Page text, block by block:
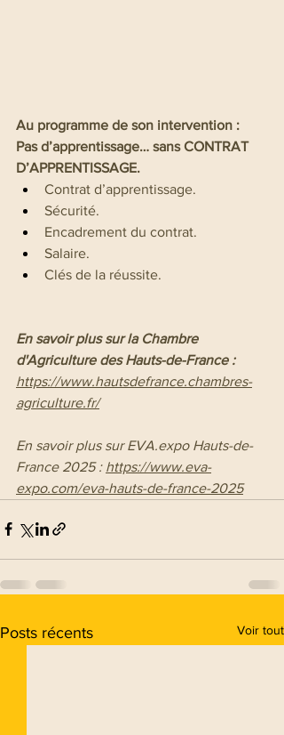
Au programme de son intervention :
Pas d’apprentissage… sans CONTRAT
D’APPRENTISSAGE.
Contrat d’apprentissage.
Sécurité.
Encadrement du contrat.
Salaire.
Clés de la réussite.
En savoir plus sur la Chambre
d'Agriculture des Hauts-de-France :
https://www.hautsdefrance.chambres-
agriculture.fr/
En savoir plus sur EVA.expo Hauts-de-
France 2025 : https://www.eva-
expo.com/eva-hauts-de-france-2025
Posts récents Voir tout